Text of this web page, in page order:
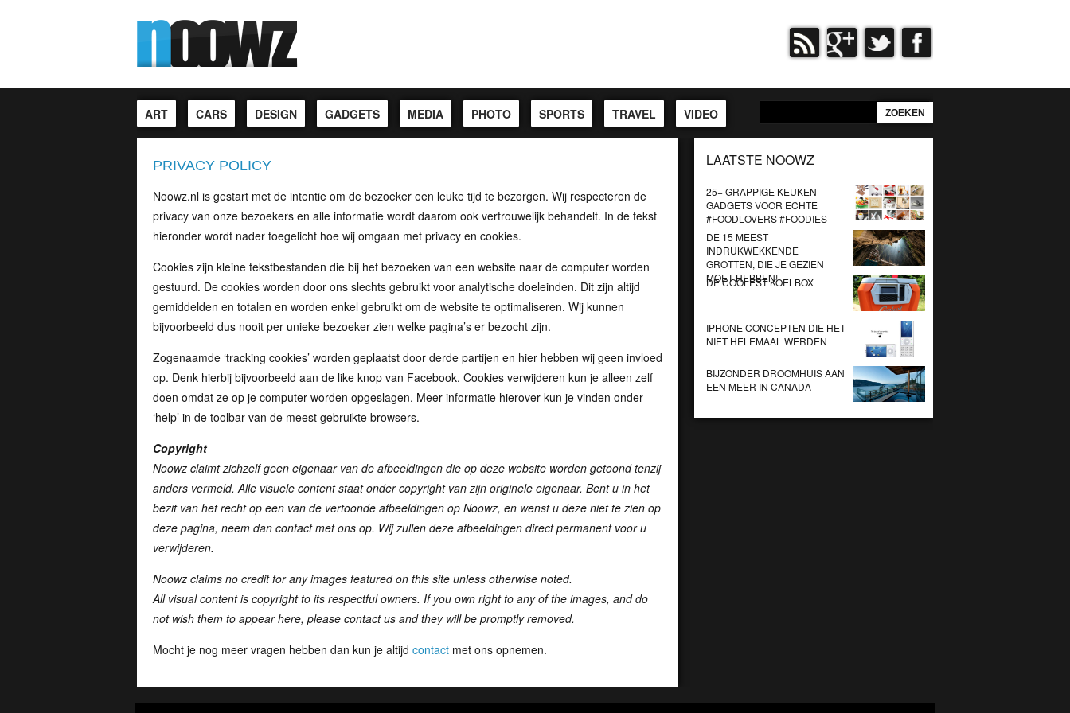
ART CARS DESIGN GADGETS MEDIA PHOTO SPORTS TRAVEL VIDEO
PRIVACY POLICY
Noowz.nl is gestart met de intentie om de bezoeker een leuke tijd te bezorgen. Wij respecteren de
privacy van onze bezoekers en alle informatie wordt daarom ook vertrouwelijk behandelt. In de tekst
hieronder wordt nader toegelicht hoe wij omgaan met privacy en cookies.
Cookies zijn kleine tekstbestanden die bij het bezoeken van een website naar de computer worden
gestuurd. De cookies worden door ons slechts gebruikt voor analytische doeleinden. Dit zijn altijd
gemiddelden en totalen en worden enkel gebruikt om de website te optimaliseren. Wij kunnen
bijvoorbeeld dus nooit per unieke bezoeker zien welke pagina’s er bezocht zijn.
Zogenaamde ‘tracking cookies’ worden geplaatst door derde partijen en hier hebben wij geen invloed
op. Denk hierbij bijvoorbeeld aan de like knop van Facebook. Cookies verwijderen kun je alleen zelf
doen omdat ze op je computer worden opgeslagen. Meer informatie hierover kun je vinden onder
‘help’ in de toolbar van de meest gebruikte browsers.
Copyright
Noowz claimt zichzelf geen eigenaar van de afbeeldingen die op deze website worden getoond tenzij
anders vermeld. Alle visuele content staat onder copyright van zijn originele eigenaar. Bent u in het
bezit van het recht op een van de vertoonde afbeeldingen op Noowz, en wenst u deze niet te zien op
deze pagina, neem dan contact met ons op. Wij zullen deze afbeeldingen direct permanent voor u
verwijderen.
Noowz claims no credit for any images featured on this site unless otherwise noted.
All visual content is copyright to its respectful owners. If you own right to any of the images, and do
not wish them to appear here, please contact us and they will be promptly removed.
Mocht je nog meer vragen hebben dan kun je altijd contact met ons opnemen.
LAATSTE NOOWZ
25+ GRAPPIGE KEUKEN
GADGETS VOOR ECHTE
#FOODLOVERS #FOODIES
DE 15 MEEST
INDRUKWEKKENDE
GROTTEN, DIE JE GEZIEN
MOET HEBBEN!
DE COOLEST KOELBOX
IPHONE CONCEPTEN DIE HET
NIET HELEMAAL WERDEN
BIJZONDER DROOMHUIS AAN
EEN MEER IN CANADA